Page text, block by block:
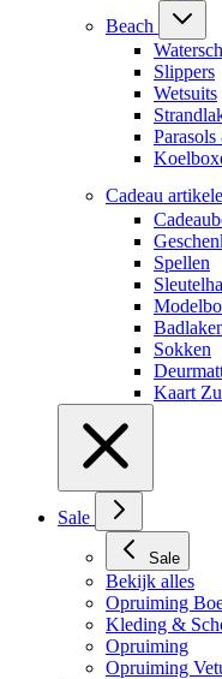
Beach
Slippers
Wetsuits
Cadeau
Spellen
Sokken
Kaart
Sale
Sale
Bekijk alles
Opruiming
Kleding &
Opruiming
Opruiming